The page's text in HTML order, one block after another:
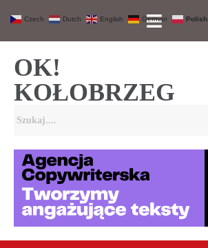
OK!
KOŁOBRZEG
Czech Dutch English German Polish